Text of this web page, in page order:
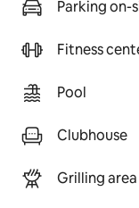
Parking on-
Fitness
Pool
Clubhouse
Grilling area